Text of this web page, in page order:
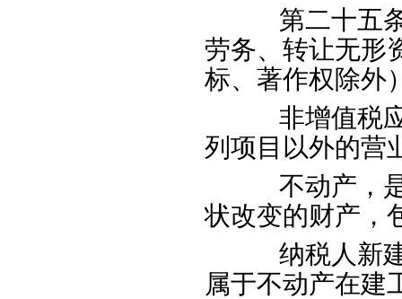
第二十五条
劳务、转让无形
标、著作权除外
非增值税应
列项目以外的营
不动产，是
状改变的财产，
纳税人新建
属于不动产在建